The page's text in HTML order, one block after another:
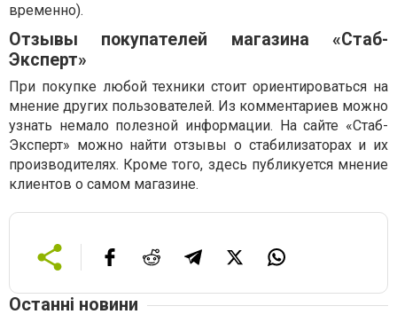
временно).
Отзывы покупателей магазина «Стаб-
Эксперт»
При покупке любой техники стоит ориентироваться на
мнение других пользователей. Из комментариев можно
узнать немало полезной информации. На сайте «Стаб-
Эксперт» можно найти отзывы о стабилизаторах и их
производителях. Кроме того, здесь публикуется мнение
клиентов о самом магазине.
Останні новини